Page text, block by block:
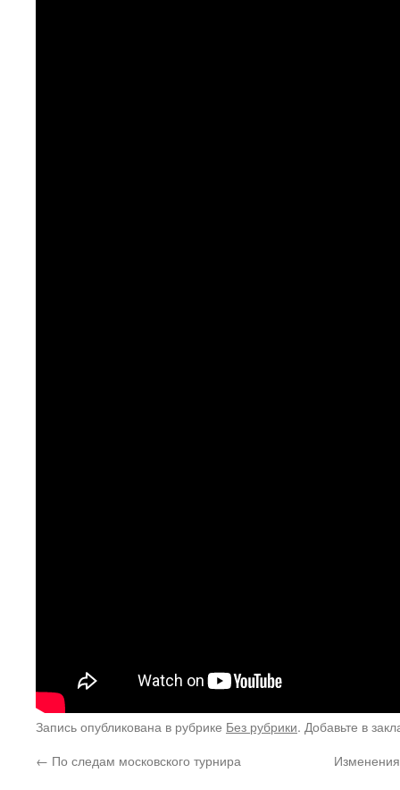
Запись опубликована в рубрике Без рубрики. Добавьте в
← По следам московского турнира